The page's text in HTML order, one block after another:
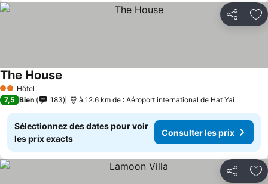
Partager
2 Étoiles
Hôtel
The House
7,5 Bien 183 à 12.6 km de : Aéroport international de Hat Yai
Sélectionnez des dates pour voir
les prix exacts
Consulter les prix
Partager